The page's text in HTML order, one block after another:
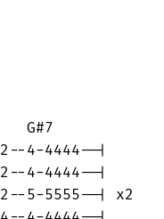
G#7
4-4444--|
4-4444--|
5-5555--| x2